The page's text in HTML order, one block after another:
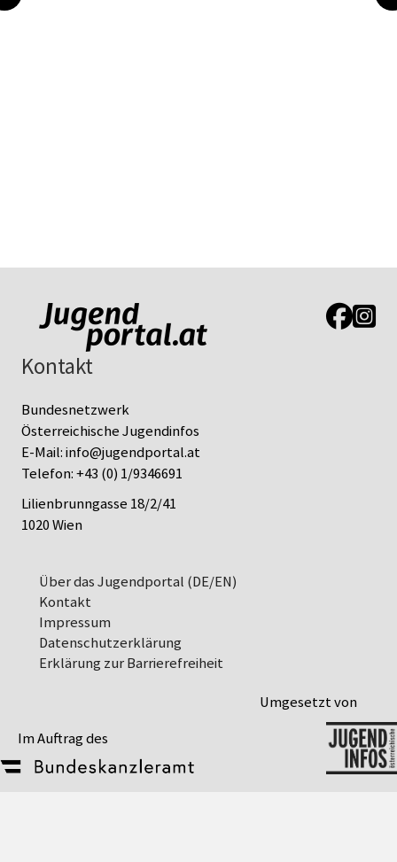
Link zur
Link
Kontakt
Bundesnetzwerk
Österreichische Jugendinfos
E-Mail:info@jugendportal.at
Telefon:+43 (0) 1/9346691
Lilienbrunngasse 18/2/41
1020 Wien
Über das Jugendportal (DE/EN)
Kontakt
Impressum
Datenschutz­erklärung
Erklärung zur Barrierefreiheit
Im Auftrag des
Umgesetzt von